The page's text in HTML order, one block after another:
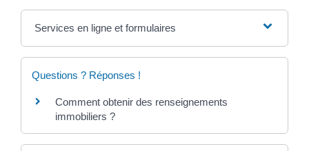
Services en ligne et formulaires
Questions ? Réponses !
Comment obtenir des renseignements
immobiliers ?